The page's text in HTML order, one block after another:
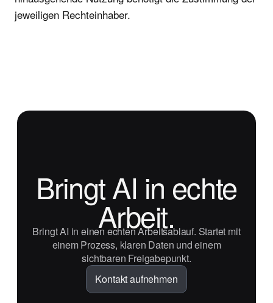
jeweiligen Rechteinhaber.
Bringt AI in echte
Arbeit.
Bringt AI in einen echten Arbeitsablauf. Startet mit
einem Prozess, klaren Daten und einem
sichtbaren Freigabepunkt.
Kontakt aufnehmen